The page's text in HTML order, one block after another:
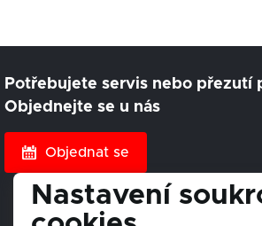
Potřebujete servis nebo přezutí
Objednejte se u nás
Objednat se
Nastavení